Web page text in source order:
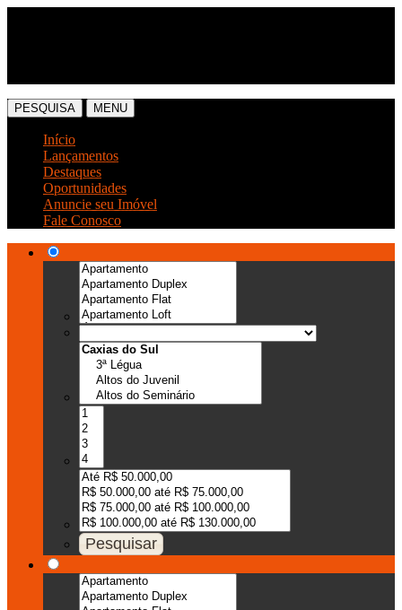
PESQUISA MENU
Início
Lançamentos
Destaques
Oportunidades
Anuncie seu Imóvel
Fale Conosco